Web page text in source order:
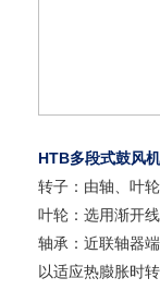
HTB多段式鼓风机
转子：由轴、叶
叶轮：选用渐开
轴承：近联轴器
以适应热臌胀时